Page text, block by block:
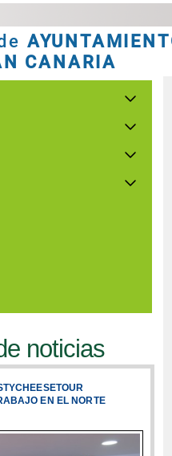
CANARIA
noticias
EN EL NORTE